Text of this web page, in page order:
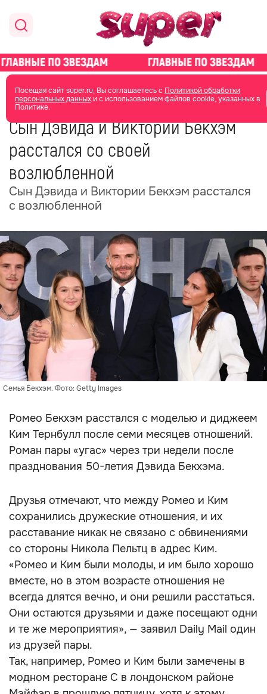
Посещая сайт super.ru, Вы соглашаетесь с Политикой обработки
персональных данныхи с использованием файлов cookie, указанных в
Политике.
главная новости о звездах новости
06 июня 2025
Сын Дэвида и Виктории Бекхэм
расстался со своей
возлюбленной
Сын Дэвида и Виктории Бекхэм расстался
с возлюбленной
Семья Бекхэм. Фото: Getty Images
Ромео Бекхэм расстался с моделью и диджеем
Ким Тернбулл после семи месяцев отношений.
Роман пары «угас» через три недели после
празднования 50-летия Дэвида Бекхэма.
Друзья отмечают, что между Ромео и Ким
сохранились дружеские отношения, и их
расставание никак не связано с обвинениями
со стороны Никола Пельтц в адрес Ким.
«Ромео и Ким были молоды, и им было хорошо
вместе, но в этом возрасте отношения не
всегда длятся вечно, и они решили расстаться.
Они остаются друзьями и даже посещают одни
и те же мероприятия», — заявил Daily Mail один
из друзей пары.
Так, например, Ромео и Ким были замечены в
модном ресторане C в лондонском районе